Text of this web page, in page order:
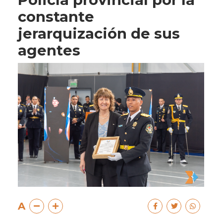
constante
jerarquización de sus
agentes
A